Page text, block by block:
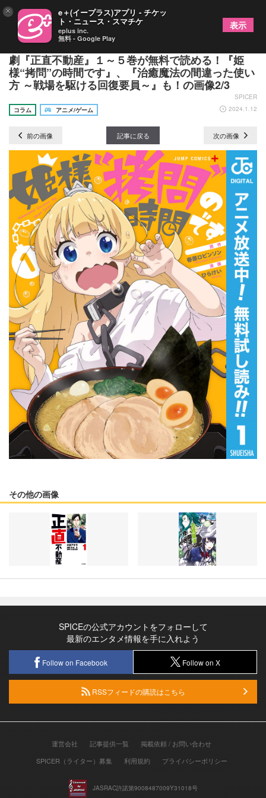
ドラマ放映開始！不動産業界の闇を曝け出す皮肉喜
劇『正直不動産』１～５巻が無料で読める！『姫
様“拷問”の時間です』、『治癒魔法の間違った使い
方 ～戦場を駆ける回復要員～』も！の画像2/3
SPICER
コラム
アニメ/ゲーム 2024.1.12
前の画像 記事に戻る 次の画像
その他の画像
SPICEの公式アカウントをフォローして
最新のエンタメ情報を手に入れよう
Follow on Facebook Follow on X
RSSフィードの購読はこちら
運営会社 記事提供一覧
掲載依頼 / お問い合わせ
SPICER（ライター）募集
利用規約 プライバシーポリシー
JASRAC許諾第9008487009Y31018号
× e＋(イープラス)アプリ - チケッ
ト・ニュース・スマチケ
eplus inc.
無料 - Google Play
表示